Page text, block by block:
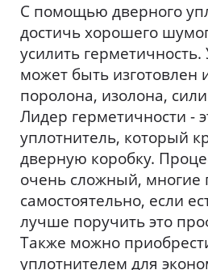
С помощью дверного
достичь хорошего
усилить
может быть изготовлен
поролона, изолона,
Лидер герметичности -
уплотнитель, который
дверную коробку.
очень сложный, многие
самостоятельно, если
лучше поручить это
Также можно
уплотнителем для